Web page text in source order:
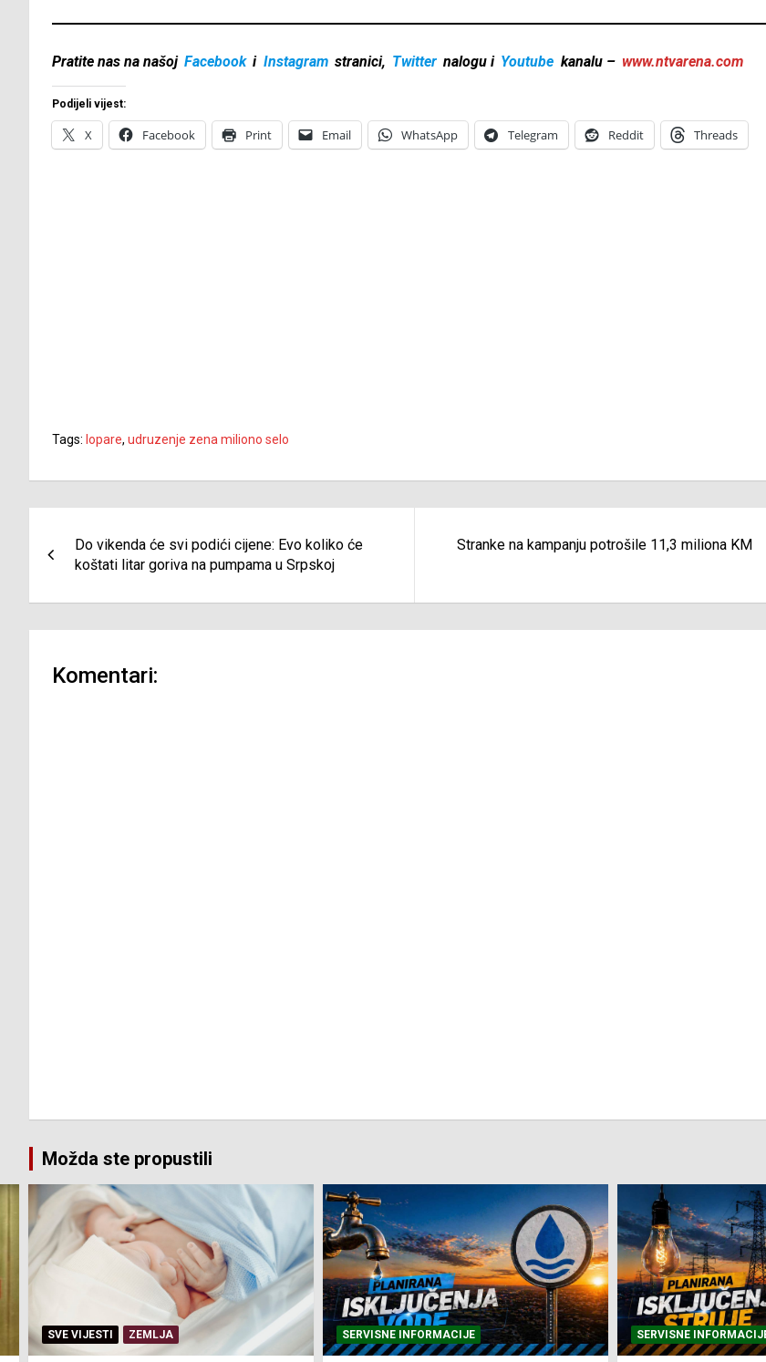
Pratite nas na našoj Facebook i Instagram stranici, Twitter nalogu i Youtube kanalu – www.ntvarena.com
Podijeli vijest:
X Facebook Print Email WhatsApp Telegram Reddit Threads
Tags: lopare, udruzenje zena miliono selo
članaka
Do vikenda će svi podići cijene: Evo koliko će
koštati litar goriva na pumpama u Srpskoj
Stranke na kampanju potrošile 11,3 miliona KM
Komentari:
Možda ste propustili
SERVISNE INFORMACIJE SERVISNE INFORMACIJE SVE VIJESTI VRIJEME